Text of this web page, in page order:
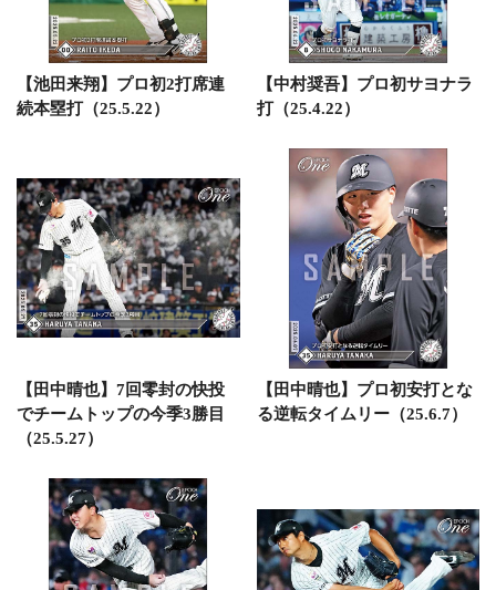
【池田来翔】プロ初2打席連
続本塁打（25.5.22）
【中村奨吾】プロ初サヨナラ
打（25.4.22）
【田中晴也】7回零封の快投
でチームトップの今季3勝目
（25.5.27）
【田中晴也】プロ初安打とな
る逆転タイムリー（25.6.7）